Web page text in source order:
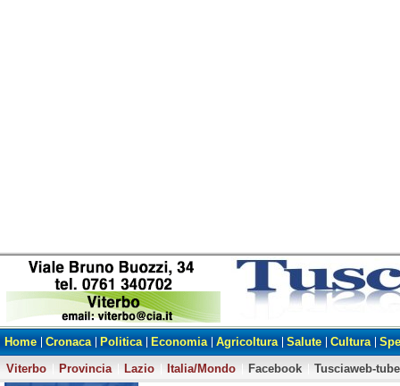
Home Cronaca Politica Economia Agricoltura Salute Cultura
Viterbo
Provincia Lazio Italia/Mondo Facebook Tusciaweb-tube